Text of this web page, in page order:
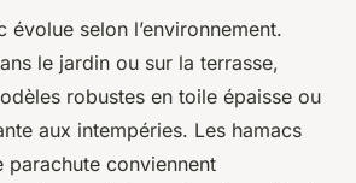
évolue selon l’environnement.
le jardin ou sur la terrasse,
robustes en toile épaisse ou
aux intempéries. Les hamacs
parachute conviennent